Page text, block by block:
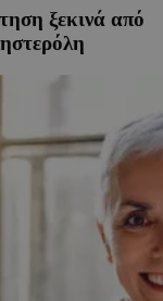
ξεκινά από